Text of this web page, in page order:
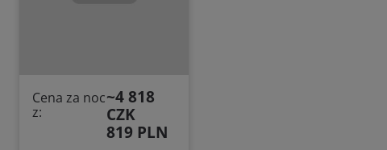
Cena za noc
z:
~4 818
CZK
819 PLN